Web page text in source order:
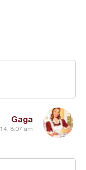
Gaga
8:07 am